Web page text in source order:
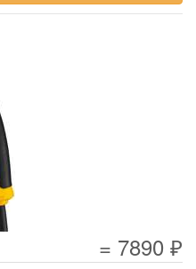
= 7890 ₽